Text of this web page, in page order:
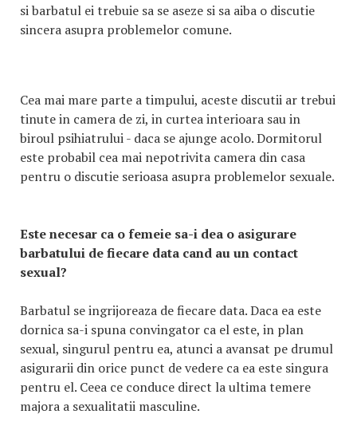
si barbatul ei trebuie sa se aseze si sa aiba o discutie
sincera asupra problemelor comune.
Cea mai mare parte a timpului, aceste discutii ar trebui
tinute in camera de zi, in curtea interioara sau in
biroul psihiatrului - daca se ajunge acolo. Dormitorul
este probabil cea mai nepotrivita camera din casa
pentru o discutie serioasa asupra problemelor sexuale.
Este necesar ca o femeie sa-i dea o asigurare
barbatului de fiecare data cand au un contact
sexual?
Barbatul se ingrijoreaza de fiecare data. Daca ea este
dornica sa-i spuna convingator ca el este, in plan
sexual, singurul pentru ea, atunci a avansat pe drumul
asigurarii din orice punct de vedere ca ea este singura
pentru el. Ceea ce conduce direct la ultima temere
majora a sexualitatii masculine.